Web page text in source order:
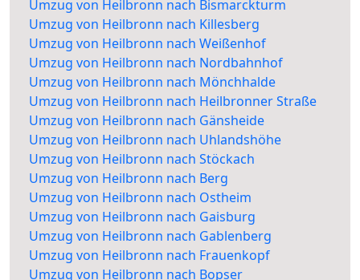
Umzug von Heilbronn nach Bismarckturm
Umzug von Heilbronn nach Killesberg
Umzug von Heilbronn nach Weißenhof
Umzug von Heilbronn nach Nordbahnhof
Umzug von Heilbronn nach Mönchhalde
Umzug von Heilbronn nach Heilbronner Straße
Umzug von Heilbronn nach Gänsheide
Umzug von Heilbronn nach Uhlandshöhe
Umzug von Heilbronn nach Stöckach
Umzug von Heilbronn nach Berg
Umzug von Heilbronn nach Ostheim
Umzug von Heilbronn nach Gaisburg
Umzug von Heilbronn nach Gablenberg
Umzug von Heilbronn nach Frauenkopf
Umzug von Heilbronn nach Bopser